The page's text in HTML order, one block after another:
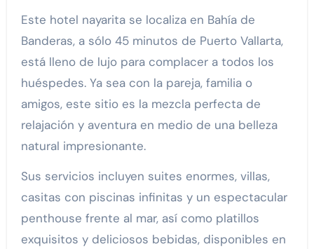
Este hotel nayarita se localiza en Bahía de
Banderas, a sólo 45 minutos de Puerto Vallarta,
está lleno de lujo para complacer a todos los
huéspedes. Ya sea con la pareja, familia o
amigos, este sitio es la mezcla perfecta de
relajación y aventura en medio de una belleza
natural impresionante.
Sus servicios incluyen suites enormes, villas,
casitas con piscinas infinitas y un espectacular
penthouse frente al mar, así como platillos
exquisitos y deliciosos bebidas, disponibles en